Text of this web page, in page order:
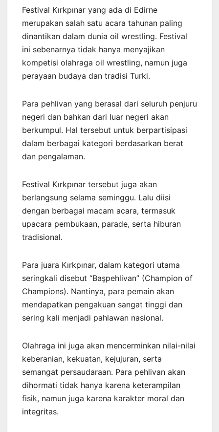
Festival Kırkpınar yang ada di Edirne
merupakan salah satu acara tahunan paling
dinantikan dalam dunia oil wrestling. Festival
ini sebenarnya tidak hanya menyajikan
kompetisi olahraga oil wrestling, namun juga
perayaan budaya dan tradisi Turki.
Para pehlivan yang berasal dari seluruh penjuru
negeri dan bahkan dari luar negeri akan
berkumpul. Hal tersebut untuk berpartisipasi
dalam berbagai kategori berdasarkan berat
dan pengalaman.
Festival Kırkpınar tersebut juga akan
berlangsung selama seminggu. Lalu diisi
dengan berbagai macam acara, termasuk
upacara pembukaan, parade, serta hiburan
tradisional.
Para juara Kırkpınar, dalam kategori utama
seringkali disebut “Başpehlivan” (Champion of
Champions). Nantinya, para pemain akan
mendapatkan pengakuan sangat tinggi dan
sering kali menjadi pahlawan nasional.
Olahraga ini juga akan mencerminkan nilai-nilai
keberanian, kekuatan, kejujuran, serta
semangat persaudaraan. Para pehlivan akan
dihormati tidak hanya karena keterampilan
fisik, namun juga karena karakter moral dan
integritas.